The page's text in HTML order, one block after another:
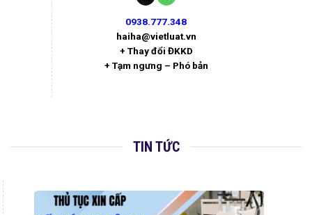
0938.777.348
haiha@vietluat.vn
+ Thay đổi ĐKKD
+ Tạm ngưng – Phó bản
TIN TỨC